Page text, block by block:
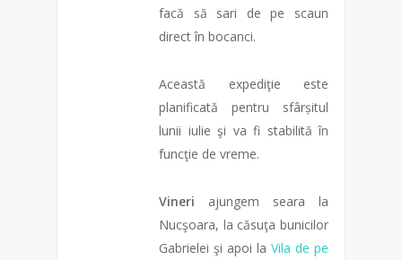
facă să sari de pe scaun
direct în bocanci.
Această expediţie este
planificată pentru sfârșitul
lunii iulie şi va fi stabilită în
funcţie de vreme.
Vineri ajungem seara la
Nucşoara, la căsuţa bunicilor
Gabrielei şi apoi la Vila de pe